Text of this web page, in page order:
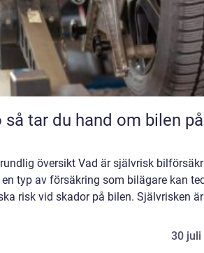
översikt Vad är självrisk
typ av försäkring som bilägare kan
risk vid skador på bilen. Självrisken
30 juli